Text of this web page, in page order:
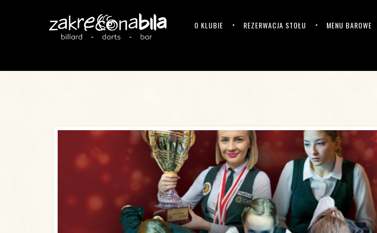
O KLUBIE REZERWACJA STOŁU MENU BAROWE